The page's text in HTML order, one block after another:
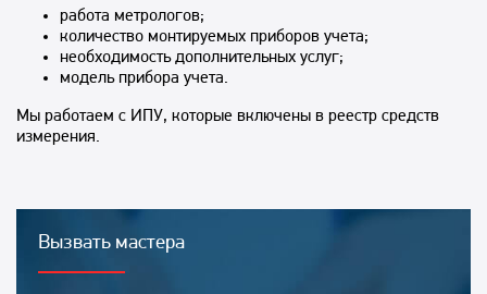
работа метрологов;
количество монтируемых приборов учета;
необходимость дополнительных услуг;
модель прибора учета.
Мы работаем с ИПУ, которые включены в реестр средств
измерения.
Вызвать мастера